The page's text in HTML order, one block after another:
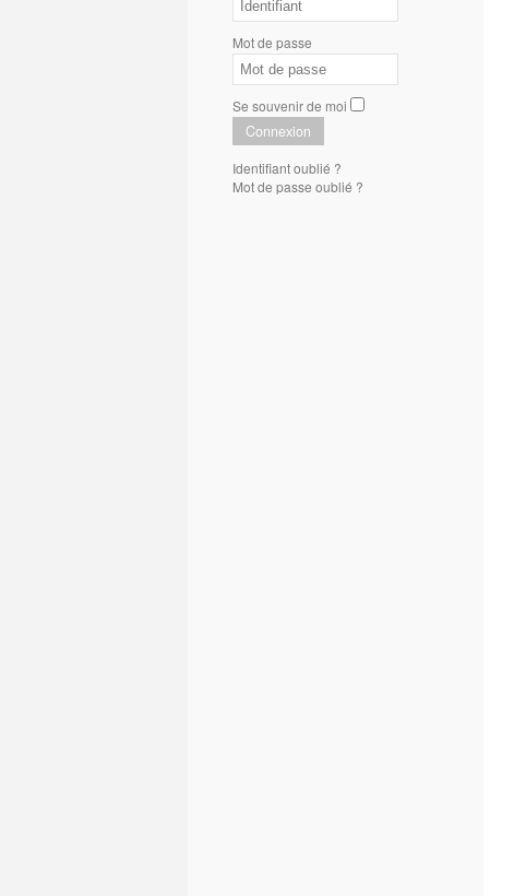
Mot de passe
Se souvenir de moi
Connexion
Identifiant oublié ?
Mot de passe oublié ?